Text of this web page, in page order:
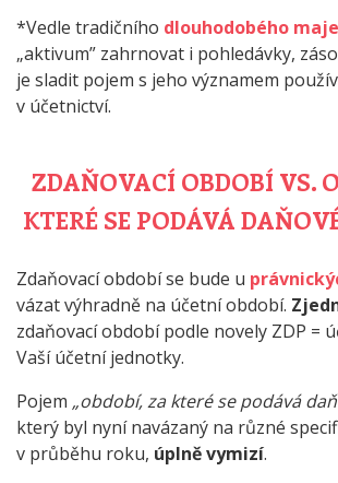
*Vedle tradičního dlouhodobého
„aktivum” zahrnovat i pohledávky,
je sladit pojem s jeho významem
v účetnictví.
ZDAŇOVACÍ OBDOBÍ VS.
KTERÉ SE PODÁVÁ
Zdaňovací období se bude u
vázat výhradně na účetní období.
zdaňovací období podle novely ZDP =
Vaší účetní jednotky.
Pojem „období, za které se podává
který byl nyní navázaný na různé
v průběhu roku, úplně vymizí.